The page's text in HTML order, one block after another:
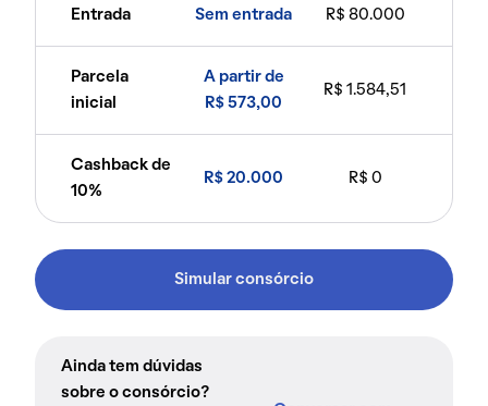
Entrada Sem entrada R$ 80.000
Parcela
inicial
A partir de
R$ 573,00
R$ 1.584,51
Cashback de
10%
R$ 20.000 R$ 0
Simular consórcio
Ainda tem dúvidas
sobre o consórcio?